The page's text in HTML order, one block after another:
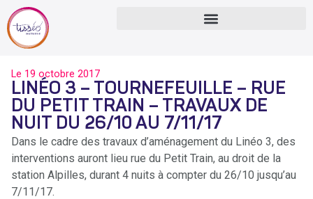
Le 19 octobre 2017
LINÉO 3 – TOURNEFEUILLE – RUE
DU PETIT TRAIN – TRAVAUX DE
NUIT DU 26/10 AU 7/11/17
Dans le cadre des travaux d’aménagement du Linéo 3, des
interventions auront lieu rue du Petit Train, au droit de la
station Alpilles, durant 4 nuits à compter du 26/10 jusqu’au
7/11/17.